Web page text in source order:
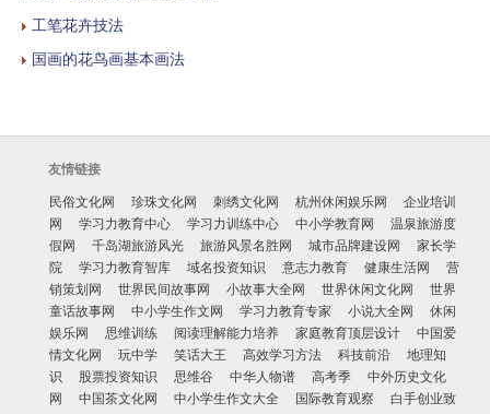
工笔花卉技法
国画的花鸟画基本画法
友情链接
民俗文化网
珍珠文化网 刺绣文化网 杭州休闲娱乐网
企业培训
网
学习力教育中心 学习力训练中心 中小学教育网
温泉旅游度
假网
千岛湖旅游风光 旅游风景名胜网 城市品牌建设网
家长学
院
学习力教育智库 域名投资知识 意志力教育 健康生活网
营
销策划网
世界民间故事网 小故事大全网 世界休闲文化网
世界
童话故事网
中小学生作文网 学习力教育专家 小说大全网
休闲
娱乐网
思维训练 阅读理解能力培养 家庭教育顶层设计
中国爱
情文化网
玩中学 笑话大王 高效学习方法 科技前沿
地理知
识
股票投资知识 思维谷 中华人物谱 高考季
中外历史文化
网
中国茶文化网 中小学生作文大全 国际教育观察
白手创业致